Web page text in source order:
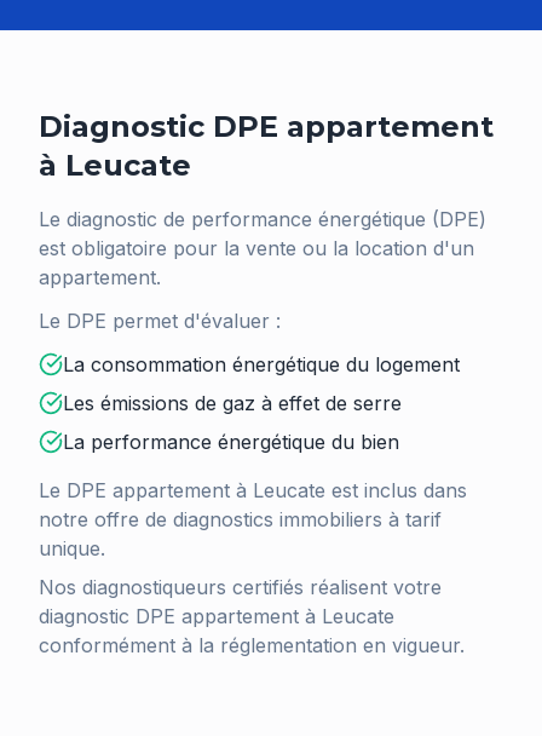
Diagnostic DPE appartement
à Leucate
Le diagnostic de performance énergétique (DPE)
est obligatoire pour la vente ou la location d'un
appartement.
Le DPE permet d'évaluer :
La consommation énergétique du logement
Les émissions de gaz à effet de serre
La performance énergétique du bien
Le DPE appartement à Leucate est inclus dans
notre offre de diagnostics immobiliers à tarif
unique.
Nos diagnostiqueurs certifiés réalisent votre
diagnostic DPE appartement à Leucate
conformément à la réglementation en vigueur.